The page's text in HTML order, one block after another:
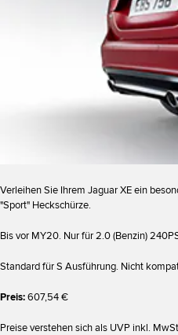
Verleihen Sie Ihrem Jaguar XE ein
"Sport" Heckschürze.
Bis vor MY20. Nur für 2.0 (Benzin)
Standard für S Ausführung. Nicht
Preis:607,54 €
Preise verstehen sich als UVP inkl.